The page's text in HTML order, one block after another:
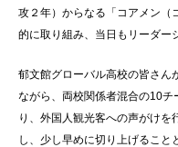
攻２年）からなる「コアメン（
的に取り組み、当日もリーダー
郁文館グローバル高校の皆さん
ながら、両校関係者混合の10
り、外国人観光客への声がけを
し、少し早めに切り上げること